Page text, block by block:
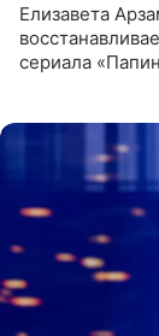
Елизавета
сериала